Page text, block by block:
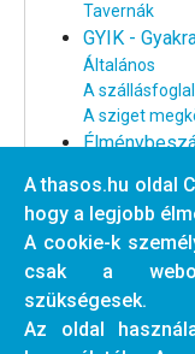
Tavernák
GYIK -
Általános
A
A sziget
Egyéb
Thassos
Webkamera
Tavernák
A thasos.hu oldal
hogy a legjobb
A cookie-k
csak a
szükségesek.
Az oldal